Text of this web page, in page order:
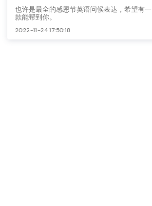
也许是最全的感恩节英语问候表达，希望有一
款能帮到你。
2022-11-24 17:50:18